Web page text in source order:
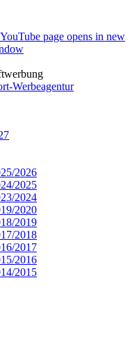
YouTube page opens in new
2026
2025
2024
2020
2019
2018
2017
2016
2015